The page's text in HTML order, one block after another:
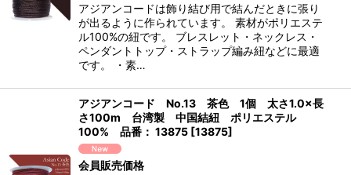
アジアンコードは飾り結び用で結んだときに張り
が出るように作られています。 素材がポリエステ
ル100%の紐です。 ブレスレット・ネックレス・
ペンダントトップ・ストラップ編み紐などに最適
です。 ・素…
アジアンコード No.13 茶色 1個 太さ1.0×長
さ100m 台湾製 中国結紐 ポリエステル
100% 品番： 13875 [13875]
会員販売価格